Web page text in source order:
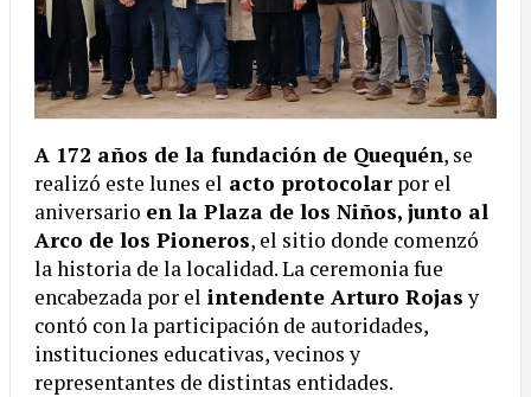
A 172 años de la fundación de Quequén, se
realizó este lunes el acto protocolarpor el
aniversario en la Plaza de los Niños, junto al
Arco de los Pioneros, el sitio donde comenzó
la historia de la localidad. La ceremonia fue
encabezada por el intendente Arturo Rojasy
contó con la participación de autoridades,
instituciones educativas, vecinos y
representantes de distintas entidades.